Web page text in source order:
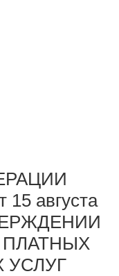
августа
УСЛУГ